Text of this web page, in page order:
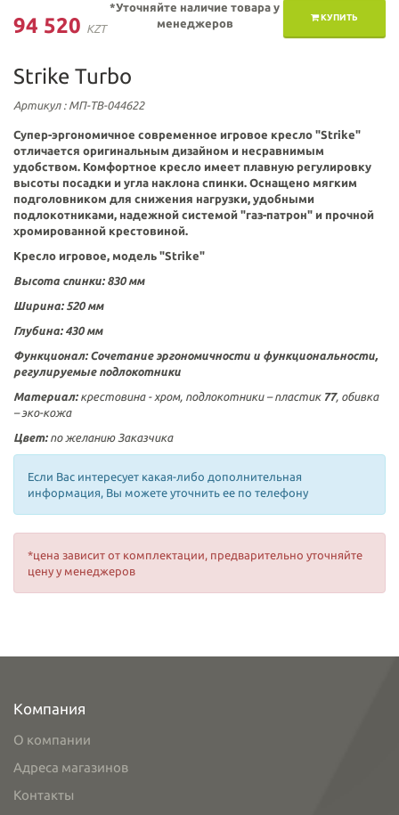
94 520 KZT
КУПИТЬ
*Уточняйте наличие товара у
менеджеров
Strike Turbo
Артикул: МП-ТВ-044622
Супер-эргономичное современное игровое кресло "Strike"
отличается оригинальным дизайном и несравнимым
удобством. Комфортное кресло имеет плавную регулировку
высоты посадки и угла наклона спинки. Оснащено мягким
подголовником для снижения нагрузки, удобными
подлокотниками, надежной системой "газ-патрон" и прочной
хромированной крестовиной.
Кресло игровое, модель "Strike"
Высота спинки: 830мм
Ширина:520 мм
Глубина: 430 мм
Функционал:Сочетание эргономичности и функциональности,
регулируемые подлокотники
Материал:крестовина - хром, подлокотники –пластик 77, обивка
– эко-кожа
Цвет: по желанию Заказчика
Если Вас интересует какая-либо дополнительная
информация, Вы можете уточнить ее по телефону
*цена зависит от комплектации, предварительно уточняйте
цену у менеджеров
Компания
О компании
Адреса магазинов
Контакты